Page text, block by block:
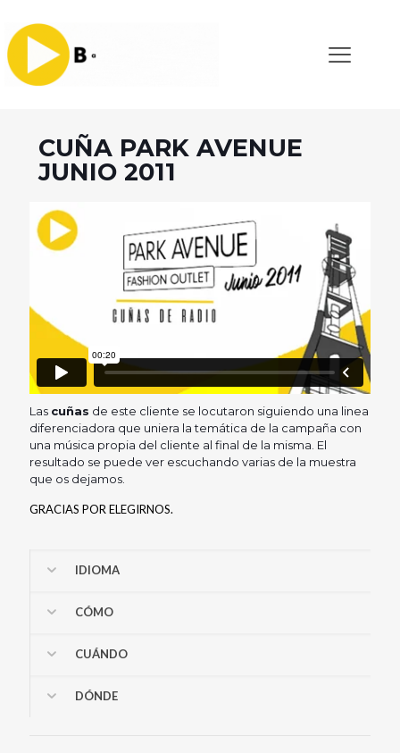
CUÑA PARK AVENUE
JUNIO 2011
Las cuñas de este cliente se locutaron siguiendo una linea
diferenciadora que uniera la temática de la campaña con
una música propia del cliente al final de la misma. El
resultado se puede ver escuchando varias de la muestra
que os dejamos.
GRACIAS POR ELEGIRNOS.
IDIOMA
CÓMO
CUÁNDO
DÓNDE